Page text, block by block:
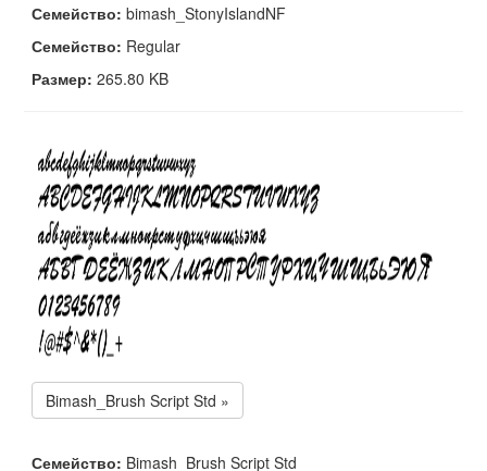
Семейство: bimash_StonyIslandNF
Семейство: Regular
Размер: 265.80 KB
Bimash_Brush Script Std »
Семейство: Bimash_Brush Script Std